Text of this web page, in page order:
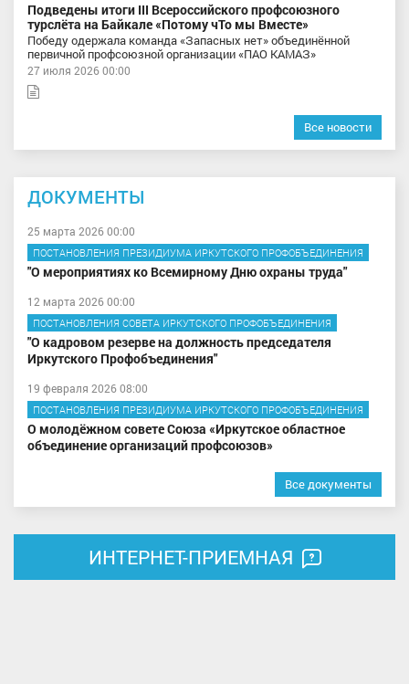
Подведены итоги III Всероссийского профсоюзного
турслёта на Байкале «Потому чТо мы Вместе»
Победу одержала команда «Запасных нет» объединённой
первичной профсоюзной организации «ПАО КАМАЗ»
27 июля 2026 00:00
Все новости
ДОКУМЕНТЫ
25 марта 2026 00:00
ПОСТАНОВЛЕНИЯ ПРЕЗИДИУМА ИРКУТСКОГО ПРОФОБЪЕДИНЕНИЯ
"О мероприятиях ко Всемирному Дню охраны труда"
12 марта 2026 00:00
ПОСТАНОВЛЕНИЯ СОВЕТА ИРКУТСКОГО ПРОФОБЪЕДИНЕНИЯ
"О кадровом резерве на должность председателя
Иркутского Профобъединения"
19 февраля 2026 08:00
ПОСТАНОВЛЕНИЯ ПРЕЗИДИУМА ИРКУТСКОГО ПРОФОБЪЕДИНЕНИЯ
О молодёжном совете Союза «Иркутское областное
объединение организаций профсоюзов»
Все документы
ИНТЕРНЕТ-ПРИЕМНАЯ